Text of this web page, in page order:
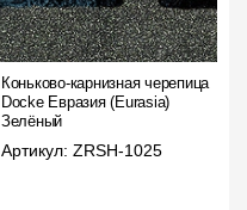
Коньково-карнизная черепица
Docke Евразия (Eurasia)
Зелёный
Артикул: ZRSH-1025